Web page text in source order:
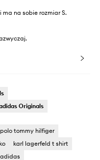
ma na sobie rozmiar S.
Originals
tommy hilfiger
karl lagerfeld t shirt